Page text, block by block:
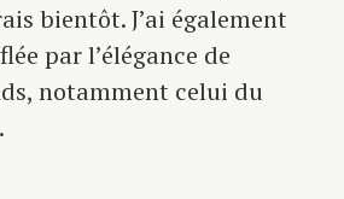
bientôt. J’ai également
par l’élégance de
notamment celui du